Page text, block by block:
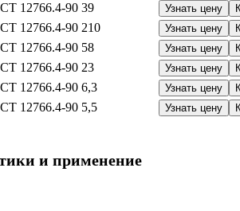
12766.4-90 39 Узнать цену
12766.4-90 210 Узнать цену
12766.4-90 58 Узнать цену
12766.4-90 23 Узнать цену
12766.4-90 6,3 Узнать цену
12766.4-90 5,5 Узнать цену
и применение